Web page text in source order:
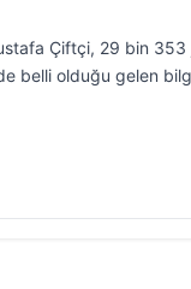
Çiftçi, 29 bin
belli olduğu gelen